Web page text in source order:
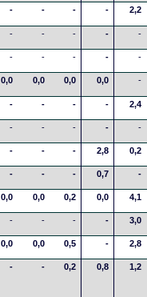
- - - - 2,2
- - - - -
- - - - -
0,0 0,0 0,0 0,0 -
- - - - 2,4
- - - - -
- - - 2,8 0,2
- - - 0,7 -
0,0 0,0 0,2 0,0 4,1
- - - - 3,0
0,0 0,0 0,5 - 2,8
- - 0,2 0,8 1,2